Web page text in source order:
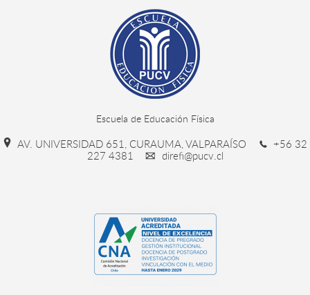
Escuela de Educación Física
AV. UNIVERSIDAD 651, CURAUMA, VALPARAÍSO
+56 32
227 4381
direfi@pucv.cl